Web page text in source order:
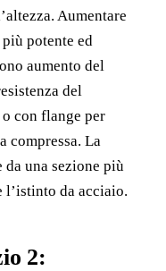
Aumentare
potente ed
aumento del
del
con flange per
compressa. La
una sezione più
l’istinto da acciaio.
2: